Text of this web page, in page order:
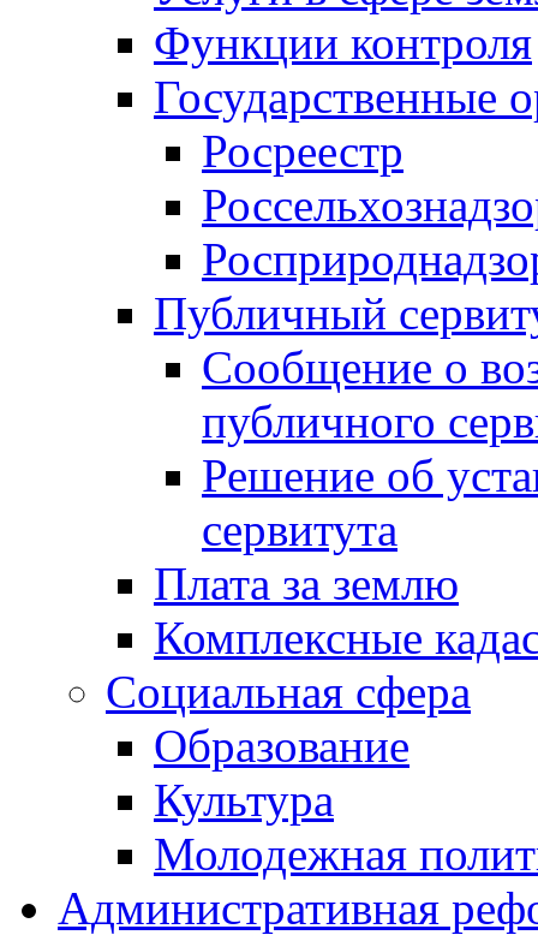
Функции контроля
Государственные
Росреестр
Публичный
Сообщение о
публичного
Решение об
сервитута
Плата за землю
Комплексные
Социальная сфера
Образование
Культура
Молодежная
Административная